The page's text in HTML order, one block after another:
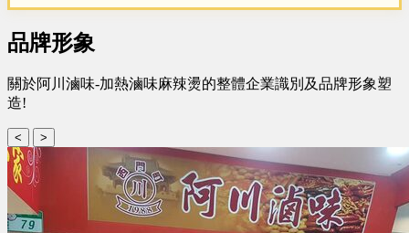
品牌形象
關於阿川滷味-加熱滷味麻辣燙的整體企業識別及品牌形象塑
造!
< >